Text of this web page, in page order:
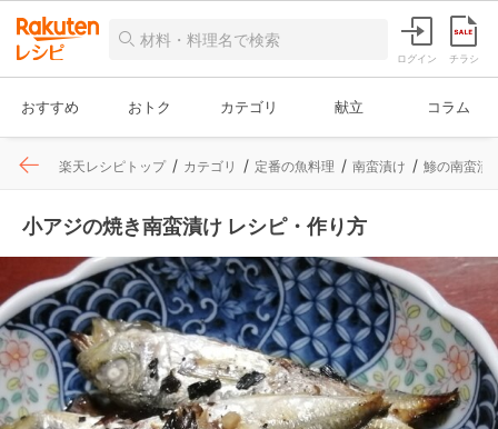
ログイン チラシ
おすすめ おトク カテゴリ 献立 コラム
楽天レシピトップ カテゴリ 定番の魚料理 南蛮漬け 鯵の南蛮漬
小アジの焼き南蛮漬け レシピ・作り方